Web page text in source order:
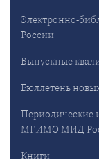
Электронно-
России
Выпускные
Бюллетень
Периодические
МГИМО МИД
Книги